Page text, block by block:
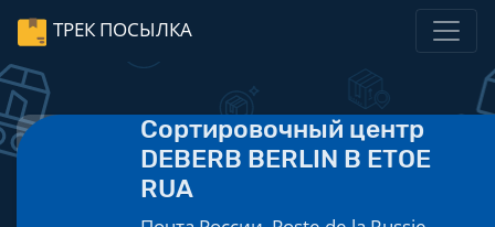
ТРЕК ПОСЫЛКА
Сортировочный центр
DEBERB BERLIN B ETOE
RUA